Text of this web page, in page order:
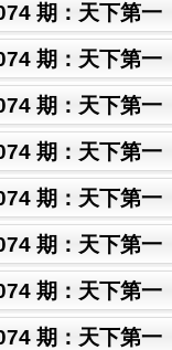
期： 天下第一
期： 天下第一
期： 天下第一
期： 天下第一
期： 天下第一
期： 天下第一
期： 天下第一
期： 天下第一